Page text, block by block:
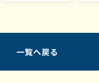
一覧へ戻る